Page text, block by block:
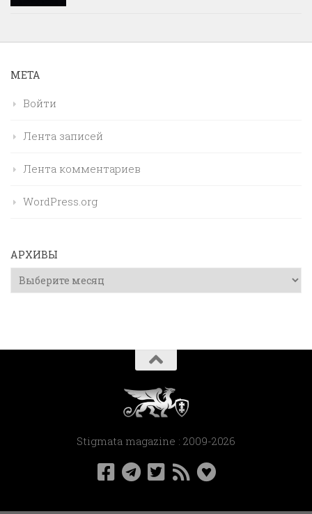
МЕТА
Войти
Лента записей
Лента комментариев
WordPress.org
АРХИВЫ
Архивы
Stigmata magazine : 2009-2026